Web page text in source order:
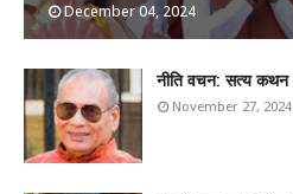
December 04, 2024
​नीति वचन: सत्य कथन
November 27, 2024